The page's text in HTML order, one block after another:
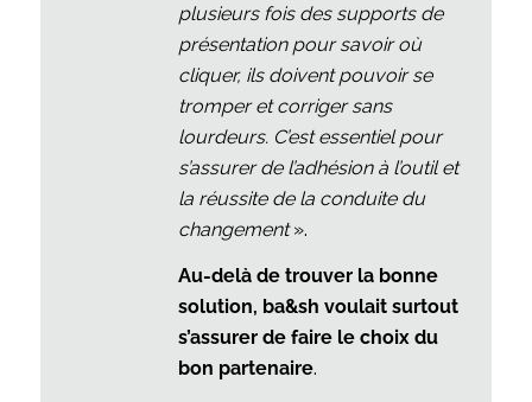
plusieurs fois des supports de
présentation pour savoir où
cliquer, ils doivent pouvoir se
tromper et corriger sans
lourdeurs. C’est essentiel pour
s’assurer de l’adhésion à l’outil et
la réussite de la conduite du
changement».
Au-delà de trouver la bonne
solution, ba&sh voulait surtout
s’assurer de faire le choix du
bon partenaire.